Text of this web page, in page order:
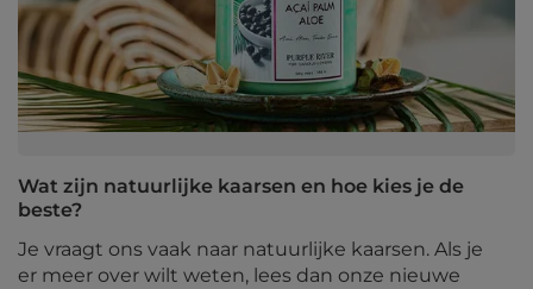
Wat zijn natuurlijke kaarsen en hoe kies je de
beste?
Je vraagt ​​ons vaak naar natuurlijke kaarsen. Als je
er meer over wilt weten, lees dan onze nieuwe